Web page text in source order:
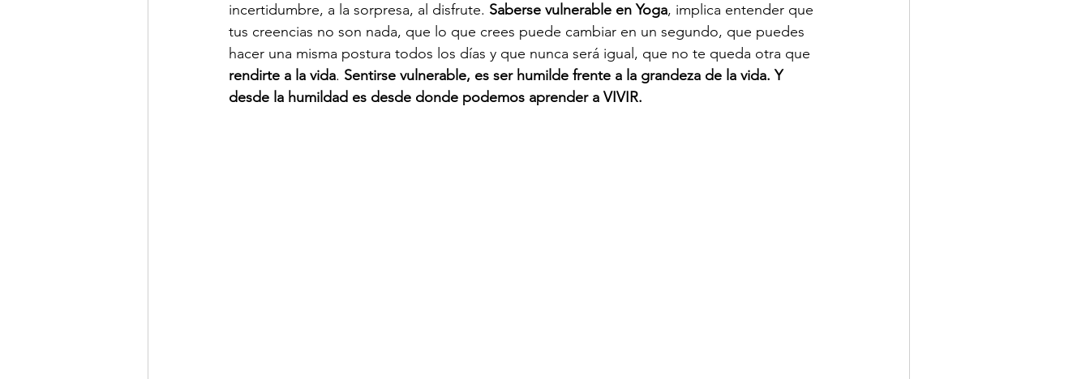
incertidumbre, a la sorpresa, al disfrute. Saberse vulnerable en Yoga, implica entender que
tus creencias no son nada, que lo que crees puede cambiar en un segundo, que puedes
hacer una misma postura todos los días y que nunca será igual, que no te queda otra que
rendirte a la vida. Sentirse vulnerable, es ser humilde frente a la grandeza de la vida. Y
desde la humildad es desde donde podemos aprender a VIVIR.